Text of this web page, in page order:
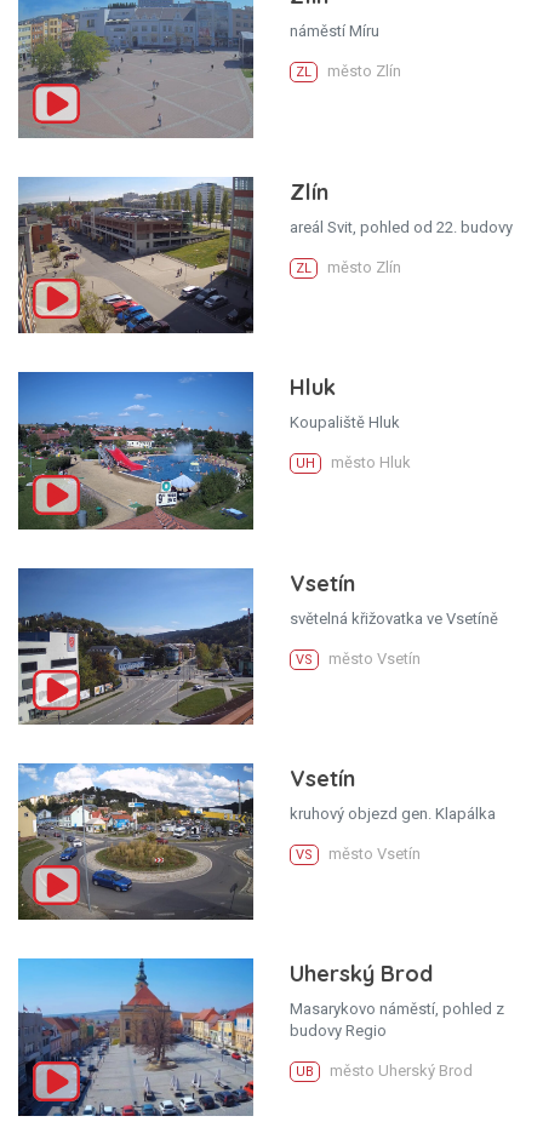
náměstí Míru
ZL město Zlín
Zlín
areál Svit, pohled od 22. budovy
ZL město Zlín
Hluk
Koupaliště Hluk
UH město Hluk
Vsetín
světelná křižovatka ve Vsetíně
VS město Vsetín
Vsetín
kruhový objezd gen. Klapálka
VS město Vsetín
Uherský Brod
Masarykovo náměstí, pohled z
budovy Regio
UB město Uherský Brod